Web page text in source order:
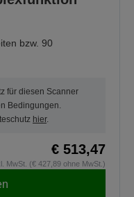
bzw. 90
für diesen Scanner
Bedingungen.
hier.
€ 513,47
MwSt. (€ 427,89 ohne MwSt.)